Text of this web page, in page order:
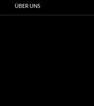
ÜBER UNS